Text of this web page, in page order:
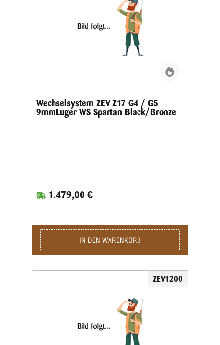
Wechselsystem ZEV Z17 G4 / G5
9mmLuger WS Spartan Black/Bronze
1.479,00 €
IN DEN WARENKORB
ZEV1200